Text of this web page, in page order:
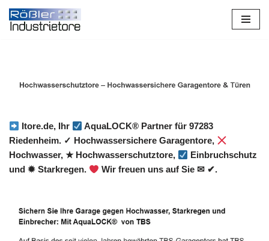
Zum
Itore.de, Ihr
AquaLOCK® Partner für 97283
Riedenheim. ✓ Hochwassersichere Garagentore,
Hochwasser, ★ Hochwasserschutztore,
Einbruchschutz
und ✹ Starkregen.
Wir freuen uns auf Sie ✉ ✔.